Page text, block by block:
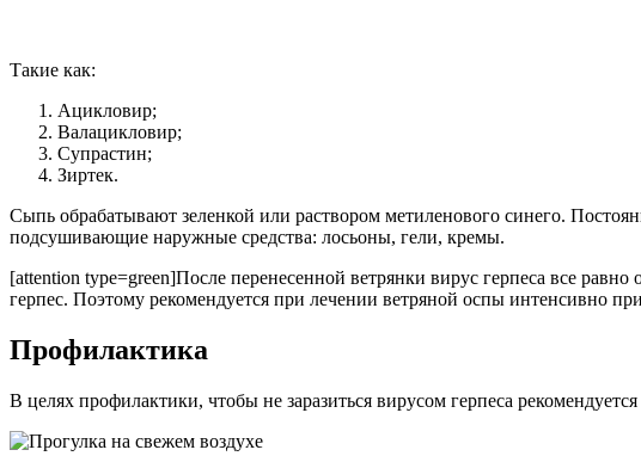
Такие как:
Ацикловир;
Валацикловир;
Супрастин;
Зиртек.
Сыпь обрабатывают зеленкой или раствором метиленового синего.
подсушивающие наружные средства: лосьоны, гели, кремы.
[attention type=green]После перенесенной ветрянки вирус герпеса все
герпес. Поэтому рекомендуется при лечении ветряной оспы интенсивно
Профилактика
В целях профилактики, чтобы не заразиться вирусом герпеса